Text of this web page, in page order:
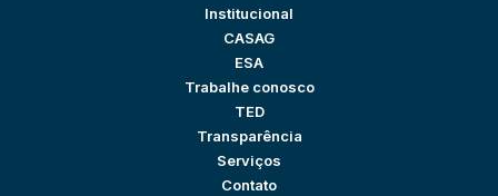
Institucional
CASAG
ESA
Trabalhe conosco
TED
Transparência
Serviços
Contato